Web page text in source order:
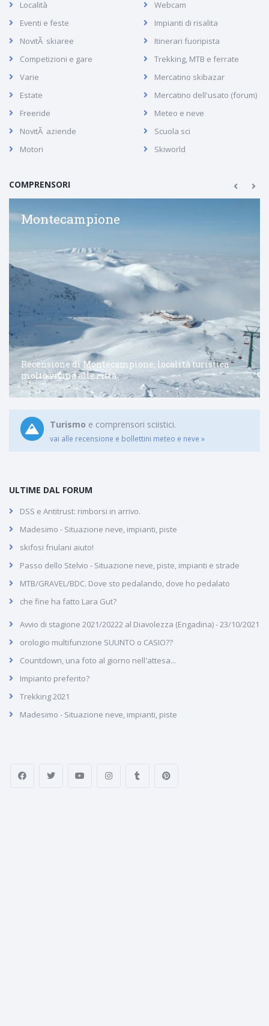
Località
Eventi e feste
NovitÃ skiaree
Competizioni e gare
Varie
Estate
Freeride
NovitÃ aziende
Motori
Webcam
Impianti di risalita
Itinerari fuoripista
Trekking, MTB e ferrate
Mercatino skibazar
Mercatino dell'usato (forum)
Meteo e neve
Scuola sci
Skiworld
COMPRENSORI
Montecampione
Recensione di Montecampione, località turistica
molto vicina alle città
Turismo e comprensori sciistici.
vai alle recensione e bollettini meteo e neve »
ULTIME DAL FORUM
DSS e Antitrust: rimborsi in arrivo.
Madesimo - Situazione neve, impianti, piste
skifosi friulani aiuto!
Passo dello Stelvio - Situazione neve, piste, impianti e strade
MTB/GRAVEL/BDC. Dove sto pedalando, dove ho pedalato
che fine ha fatto Lara Gut?
Avvio di stagione 2021/20222 al Diavolezza (Engadina) - 23/10/2021
orologio multifunzione SUUNTO o CASIO??
Countdown, una foto al giorno nell'attesa...
Impianto preferito?
Trekking 2021
Madesimo - Situazione neve, impianti, piste